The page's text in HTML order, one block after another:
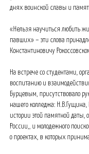
днях воинской славы и
«Нельзя научиться любить
павших» – эти слова
Константиновичу
На встрече со студентами,
воспитанию и
Бурцевым, присутствовало
нашего колледжа:
истории этой памятной даты,
России,, и молодежного
о проектах, в которых